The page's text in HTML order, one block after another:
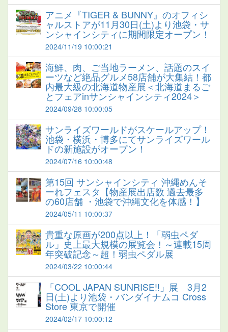
アニメ『TIGER & BUNNY』のオフィシ
ャルストアが11月30日(土)より池袋・サ
ンシャインシティに期間限定オープン！
2024/11/19 10:00:21
海鮮、肉、ご当地ラーメン、話題のスイ
ーツなど絶品グルメ58店舗が大集結！都
内最大級の北海道物産展＜北海道まるご
とフェアinサンシャインシティ2024＞
2024/09/28 10:00:05
サンライズワールドがスケールアップ！
池袋・横浜・博多にてサンライズワール
ドの新施設がオープン！
2024/07/16 10:00:48
第15回 サンシャインシティ 沖縄めんそ
ーれフェスタ【物産展出店数 過去最多
の60店舗 ・池袋で沖縄文化を体感！】
2024/05/11 10:00:37
貴重な原画が200点以上！「弱虫ペダ
ル」史上最大規模の展覧会！～連載15周
年突破記念～超！弱虫ペダル展
2024/03/22 10:00:44
「COOL JAPAN SUNRISE!!」展 3月2
日(土)より池袋・バンダイナムコ Cross
Store 東京で開催
2024/02/17 10:00:12